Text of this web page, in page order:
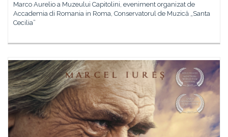
Marco Aurelio a Muzeului Capitolini, eveniment organizat de
Accademia di Romania in Roma, Conservatorul de Muzică „Santa
Cecilia”